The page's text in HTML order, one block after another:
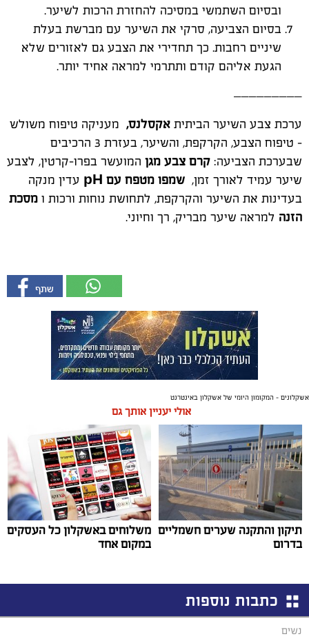
ובסיום השתמשי במסיכה להחזרת הרכות לשיער.
בסיום הצביעה, סרקי את השיער עם מברשת בעלת
שיניים רחבות. כך תחדירי את הצבע גם לאזורים שלא
הגעת אליהם קודם ותתרמי למראה אחיד יותר.
ערכת צבע השיער הביתית אקסלנס, מעניקה טיפוח משולש
- טיפוח הצבע, הקרקפת, והשיער, בעזרת 3 הרכיבים
שבערכת הצביעה: קרם צבע מגן המועשר בפרו-קרטין, לצבע
שיער עמיד לאורך זמן, שמפו מטפח עם pH עדין מנקה
בעדינות את השיער והקרקפת, לתחושת נוחות ורכות ו מסכת
הזנה למראה שיער מבריק, רך וחיוני.
אשקלונים - המקומון היומי של אשקלון באינטרנט
אולי יעניין אותך גם
תיקון והתקנה שערים חשמליים
בדרום
משלוחים באשקלון כל העסקים
במקום אחד
כתבות נוספות
נשים